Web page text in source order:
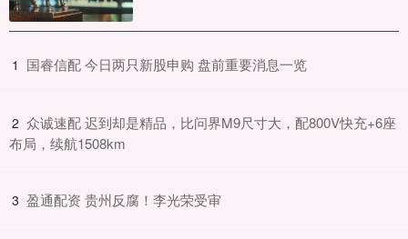
1 ​国睿信配 今日两只新股申购 盘前重要消息一览
2 ​众诚速配 迟到却是精品，比问界M9尺寸大，配800V快充+6座
布局，续航1508km
3 ​盈通配资 贵州反腐！李光荣受审